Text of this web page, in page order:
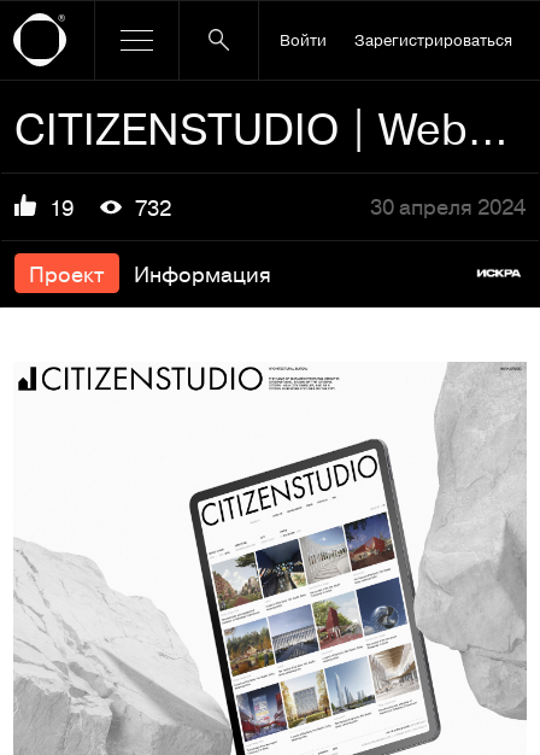
Войти Зарегистрироваться
CITIZENSTUDIO | Website
19 732 30 апреля 2024
Проект Информация